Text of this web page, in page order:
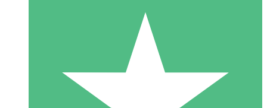
10 Descargas
20 00